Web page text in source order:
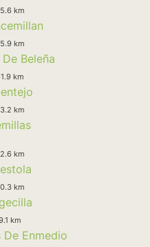
km
km
Beleña
km
km
km
km
km
De Enmedio